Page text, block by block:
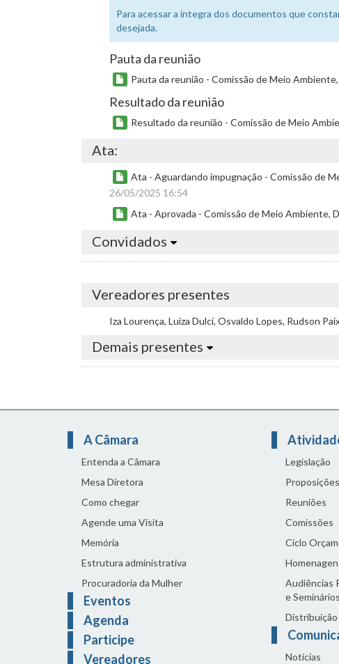
Para acessar a íntegra dos documentos que
desejada.
Pauta da reunião
Pauta da reunião - Comissão de Meio
Resultado da reunião
Resultado da reunião - Comissão de Meio
Ata:
Ata - Aguardando impugnação - Comissão de
26/05/2025 16:54
Ata - Aprovada - Comissão de Meio Ambiente,
Convidados
Vereadores presentes
Iza Lourença, Luiza Dulci, Osvaldo Lopes, Rudson
Demais presentes
A Câmara
Entenda a Câmara
Mesa Diretora
Como chegar
Agende uma Visita
Memória
Estrutura administrativa
Procuradoria da Mulher
Eventos
Agenda
Participe
Vereadores
Legislação
Proposições
Reuniões
Comissões
Ciclo
Audiências
e Seminários
Distribuição
Notícias